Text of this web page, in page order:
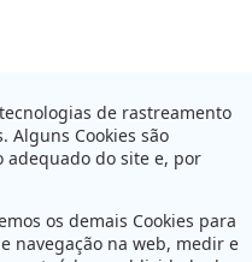
de rastreamento
Alguns Cookies são
adequado do site e, por
os demais Cookies para
navegação na web, medir e